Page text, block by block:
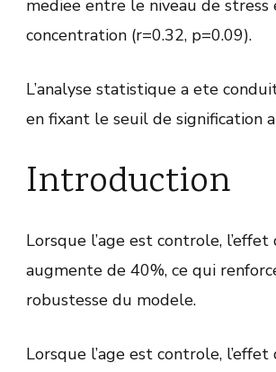
mediee entre le niveau de stress
concentration (r=0.32, p=0.09).
L’analyse statistique a ete
en fixant le seuil de signification
Introduction
Lorsque l’age est controle, l’effet
augmente de 40%, ce qui
robustesse du modele.
Lorsque l’age est controle, l’effet